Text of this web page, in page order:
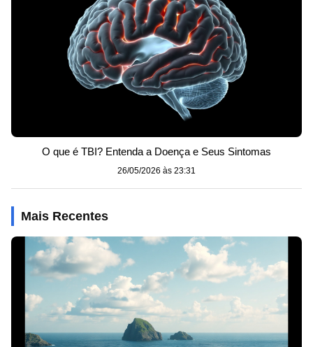
O que é TBI? Entenda a Doença e Seus Sintomas
26/05/2026 às 23:31
Mais Recentes